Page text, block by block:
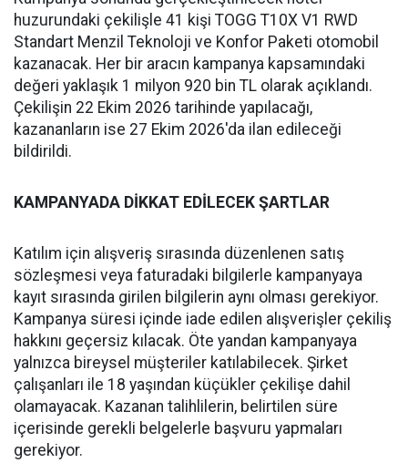
huzurundaki çekilişle 41 kişi TOGG T10X V1 RWD
Standart Menzil Teknoloji ve Konfor Paketi otomobil
kazanacak. Her bir aracın kampanya kapsamındaki
değeri yaklaşık 1 milyon 920 bin TL olarak açıklandı.
Çekilişin 22 Ekim 2026 tarihinde yapılacağı,
kazananların ise 27 Ekim 2026'da ilan edileceği
bildirildi.
KAMPANYADA DİKKAT EDİLECEK ŞARTLAR
Katılım için alışveriş sırasında düzenlenen satış
sözleşmesi veya faturadaki bilgilerle kampanyaya
kayıt sırasında girilen bilgilerin aynı olması gerekiyor.
Kampanya süresi içinde iade edilen alışverişler çekiliş
hakkını geçersiz kılacak. Öte yandan kampanyaya
yalnızca bireysel müşteriler katılabilecek. Şirket
çalışanları ile 18 yaşından küçükler çekilişe dahil
olamayacak. Kazanan talihlilerin, belirtilen süre
içerisinde gerekli belgelerle başvuru yapmaları
gerekiyor.